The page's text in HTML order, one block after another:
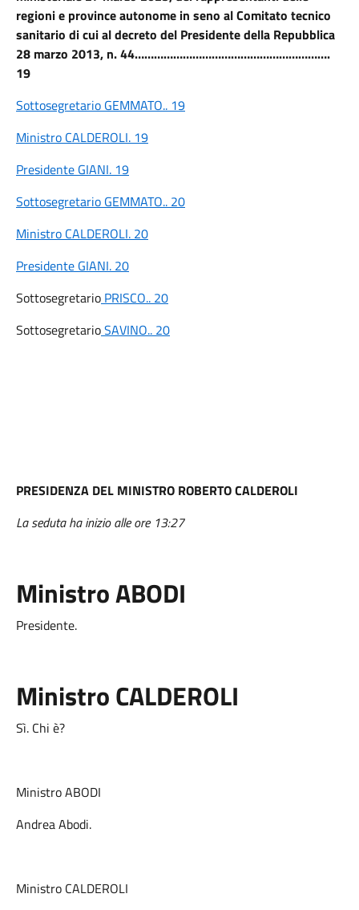
regioni e province autonome in seno al Comitato tecnico
sanitario di cui al decreto del Presidente della Repubblica
28 marzo 2013, n. 44…………………………………………………….
19
Sottosegretario GEMMATO.. 19
Ministro CALDEROLI. 19
Presidente GIANI. 19
Sottosegretario GEMMATO.. 20
Ministro CALDEROLI. 20
Presidente GIANI. 20
Sottosegretario PRISCO.. 20
SottosegretarioSAVINO.. 20
PRESIDENZA DEL MINISTRO ROBERTO CALDEROLI
La seduta ha inizio alle ore 13:27
Ministro ABODI
Presidente.
Ministro CALDEROLI
Sì. Chi è?
Ministro ABODI
Andrea Abodi.
Ministro CALDEROLI